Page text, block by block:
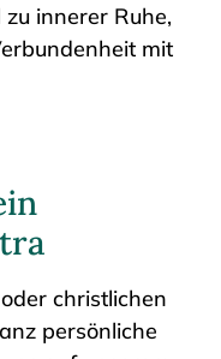
innerer Ruhe,
mit
christlichen
persönliche